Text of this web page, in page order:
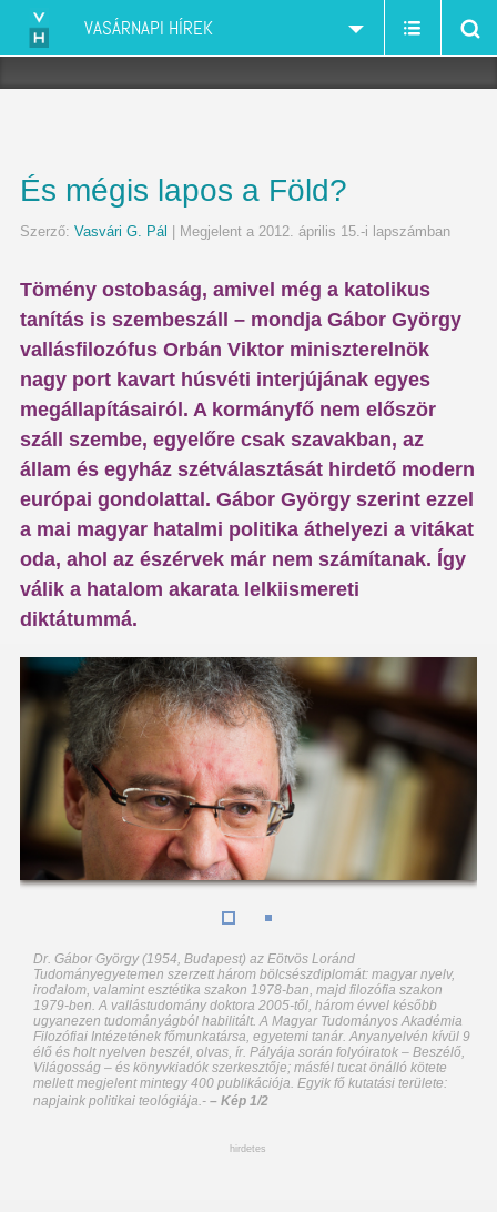
VASÁRNAPI HÍREK
És mégis lapos a Föld?
Szerző: Vasvári G. Pál | Megjelent a 2012. április 15.-i lapszámban
Tömény ostobaság, amivel még a katolikus
tanítás is szembeszáll – mondja Gábor György
vallásfilozófus Orbán Viktor miniszterelnök
nagy port kavart húsvéti interjújának egyes
megállapításairól. A kormányfő nem először
száll szembe, egyelőre csak szavakban, az
állam és egyház szétválasztását hirdető modern
európai gondolattal. Gábor György szerint ezzel
a mai magyar hatalmi politika áthelyezi a vitákat
oda, ahol az észérvek már nem számítanak. Így
válik a hatalom akarata lelkiismereti
diktátummá.
Dr. Gábor György (1954, Budapest) az Eötvös Loránd
Tudományegyetemen szerzett három bölcsészdiplomát: magyar nyelv,
irodalom, valamint esztétika szakon 1978-ban, majd filozófia szakon
1979-ben. A vallástudomány doktora 2005-től, három évvel később
ugyanezen tudományágból habilitált. A Magyar Tudományos Akadémia
Filo­zó­fiai Intézetének főmunkatársa, egyetemi tanár. Anyanyelvén kívül 9
élő és holt nyelven beszél, olvas, ír. Pályája során folyóiratok – Beszélő,
Világosság – és könyvkiadók szerkesztője; másfél tucat önálló kötete
mellett megjelent mintegy 400 publikációja. Egyik fő kutatási területe:
napjaink politikai teológiája.-– Kép 1/2
hirdetes